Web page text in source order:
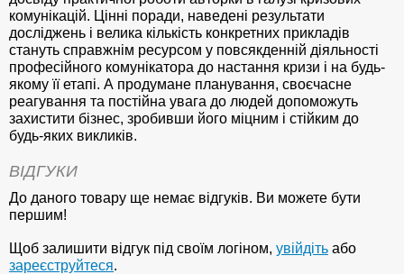
комунікацій. Цінні поради, наведені результати
досліджень і велика кількість конкретних прикладів
стануть справжнім ресурсом у повсякденній діяльності
професійного комунікатора до настання кризи і на будь-
якому її етапі. А продумане планування, своєчасне
реагування та постійна увага до людей допоможуть
захистити бізнес, зробивши його міцним і стійким до
будь-яких викликів.
ВІДГУКИ
До даного товару ще немає відгуків. Ви можете бути
першим!
Щоб залишити відгук під своїм логіном, увійдіть або
зареєструйтеся.